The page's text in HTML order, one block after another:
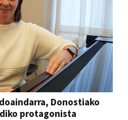
Donostiako
protagonista